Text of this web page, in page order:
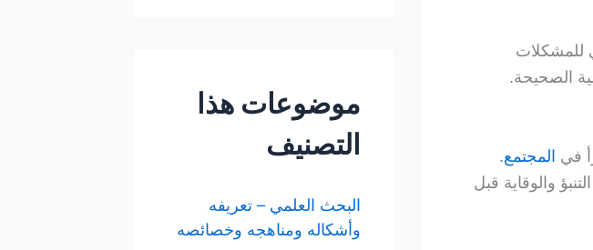
للمشكلات
الصحيحة.
في المجتمع.
والوقاية قبل
موضوعات هذا
التصنيف
البحث العلمي – تعريفه
وأشكاله ومناهجه وخصائصه